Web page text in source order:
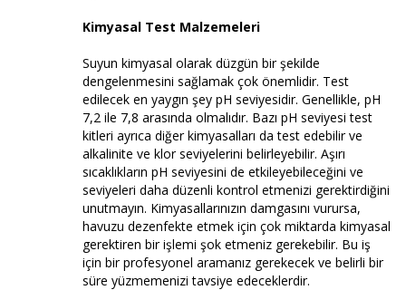
Kimyasal Test Malzemeleri
Suyun kimyasal olarak düzgün bir şekilde
dengelenmesini sağlamak çok önemlidir. Test
edilecek en yaygın şey pH seviyesidir. Genellikle, pH
7,2 ile 7,8 arasında olmalıdır. Bazı pH seviyesi test
kitleri ayrıca diğer kimyasalları da test edebilir ve
alkalinite ve klor seviyelerini belirleyebilir. Aşırı
sıcaklıkların pH seviyesini de etkileyebileceğini ve
seviyeleri daha düzenli kontrol etmenizi gerektirdiğini
unutmayın. Kimyasallarınızın damgasını vurursa,
havuzu dezenfekte etmek için çok miktarda kimyasal
gerektiren bir işlemi şok etmeniz gerekebilir. Bu iş
için bir profesyonel aramanız gerekecek ve belirli bir
süre yüzmemenizi tavsiye edeceklerdir.